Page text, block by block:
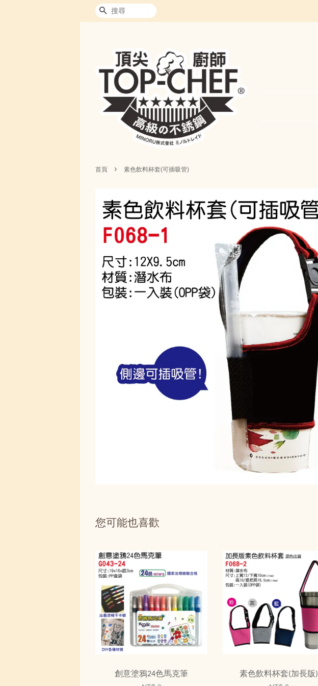
搜尋
首頁 › 素色飲料杯套(可插吸管)
您可能也喜歡
創意塗鴉24色馬克筆 素色飲料杯套(加長版)